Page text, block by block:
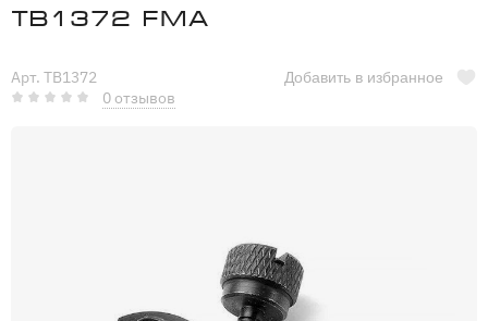
TB1372 FMA
Арт. TB1372
0 отзывов
Добавить в избранное